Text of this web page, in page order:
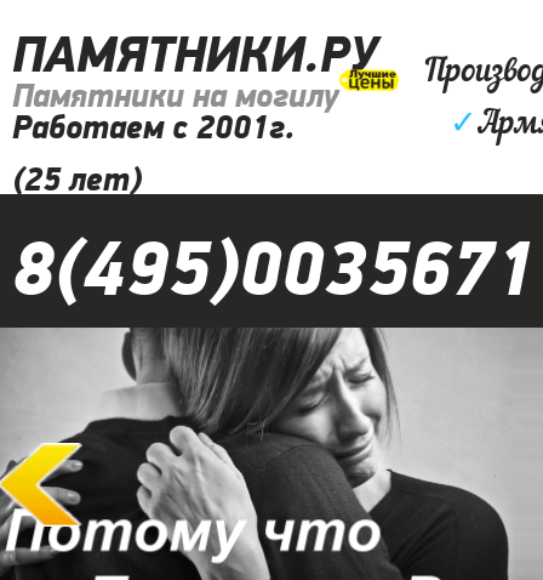
ПАМЯТНИКИ.РУ
Памятники на могилу
Работаем с 2001г.
(25 лет)
✓
8(495)0035671